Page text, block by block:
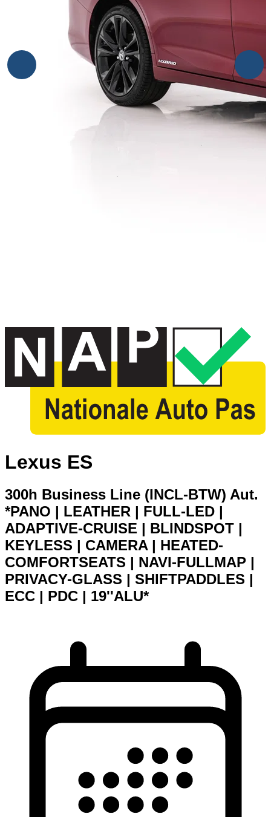
Lexus ES
300h Business Line (INCL-BTW) Aut.
*PANO | LEATHER | FULL-LED |
ADAPTIVE-CRUISE | BLINDSPOT |
KEYLESS | CAMERA | HEATED-
COMFORTSEATS | NAVI-FULLMAP |
PRIVACY-GLASS | SHIFTPADDLES |
ECC | PDC | 19''ALU*